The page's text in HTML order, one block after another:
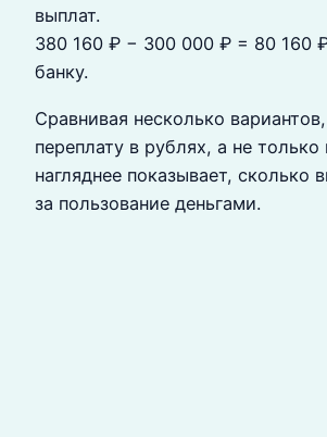
выплат.
380 160 ₽ − 300 000 ₽ = 80 160
банку.
Сравнивая несколько
переплату в рублях, а не
нагляднее показывает, сколько
за пользование деньгами.